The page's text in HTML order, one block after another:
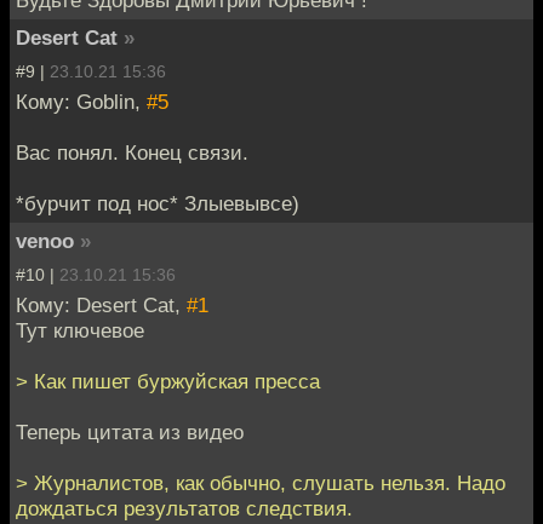
Desert Cat »
#9 | 23.10.21 15:36
Кому: Goblin, #5
Вас понял. Конец связи.
*бурчит под нос* Злыевывсе)
venoo »
#10 | 23.10.21 15:36
Кому: Desert Cat, #1
Тут ключевое
> Как пишет буржуйская пресса
Теперь цитата из видео
> Журналистов, как обычно, слушать нельзя. Надо
дождаться результатов следствия.